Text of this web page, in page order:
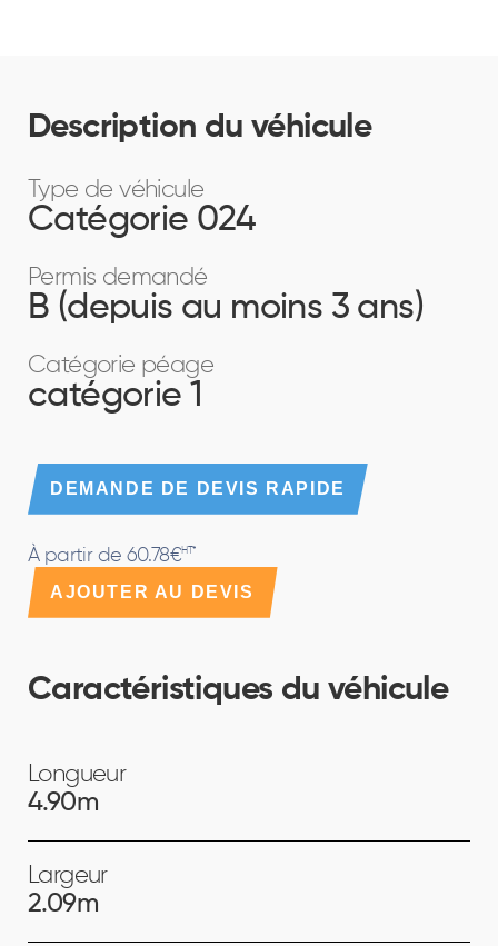
Description du véhicule
Type de véhicule
Catégorie 024
Permis demandé
B (depuis au moins 3 ans)
Catégorie péage
catégorie 1
DEMANDE DE DEVIS RAPIDE
À partir de 60.78€HT*
AJOUTER AU DEVIS
Caractéristiques du véhicule
Longueur
4.90m
Largeur
2.09m